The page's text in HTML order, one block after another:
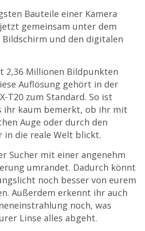
Bauteile einer Kamera
gemeinsam unter dem
Bildschirm und den digitalen
2,36 Millionen Bildpunkten
Auflösung gehört in der
T20 zum Standard. So ist
ihr kaum bemerkt, ob ihr mit
Auge oder durch den
in die reale Welt blickt.
Sucher mit einer angenehm
umrandet. Dadurch könnt
noch besser von eurem
Außerdem erkennt ihr auch
noch, was
Linse alles abgeht.